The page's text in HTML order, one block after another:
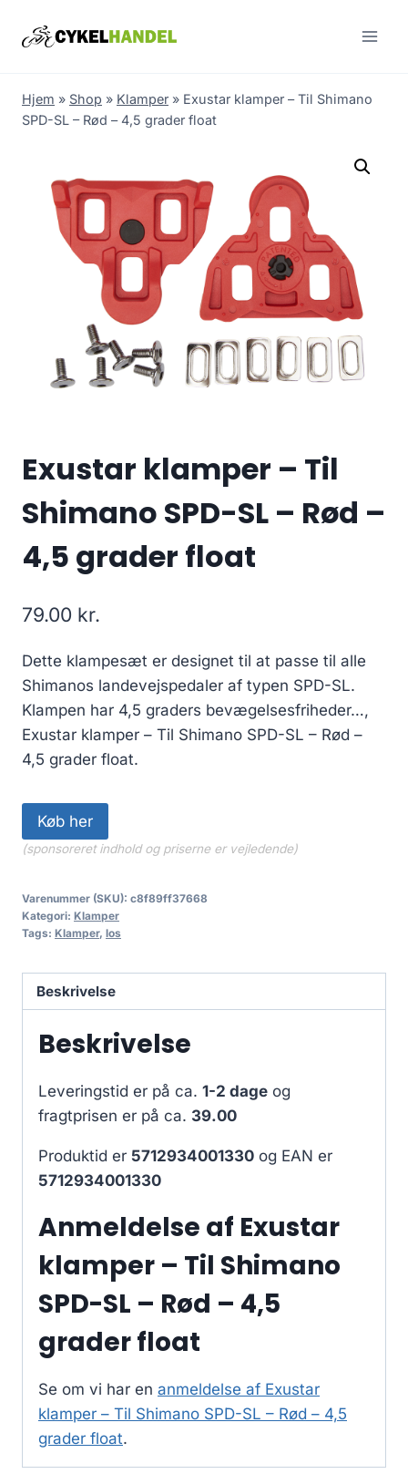
Hjem » Shop » Klamper » Exustar klamper – Til Shimano
SPD-SL – Rød – 4,5 grader float
Exustar klamper – Til
Shimano SPD-SL – Rød –
4,5 grader float
79.00 kr.
Dette klampesæt er designet til at passe til alle
Shimanos landevejspedaler af typen SPD-SL.
Klampen har 4,5 graders bevægelsesfriheder…,
Exustar klamper – Til Shimano SPD-SL – Rød –
4,5 grader float.
Køb her
(sponsoreret indhold og priserne er vejledende)
Varenummer (SKU): c8f89ff37668
Kategori: Klamper
Tags: Klamper, los
Beskrivelse
Beskrivelse
Leveringstid er på ca. 1-2 dage og
fragtprisen er på ca. 39.00
Produktid er 5712934001330 og EAN er
5712934001330
Anmeldelse af Exustar
klamper – Til Shimano
SPD-SL – Rød – 4,5
grader float
Se om vi har en anmeldelse af Exustar
klamper – Til Shimano SPD-SL – Rød – 4,5
grader float.